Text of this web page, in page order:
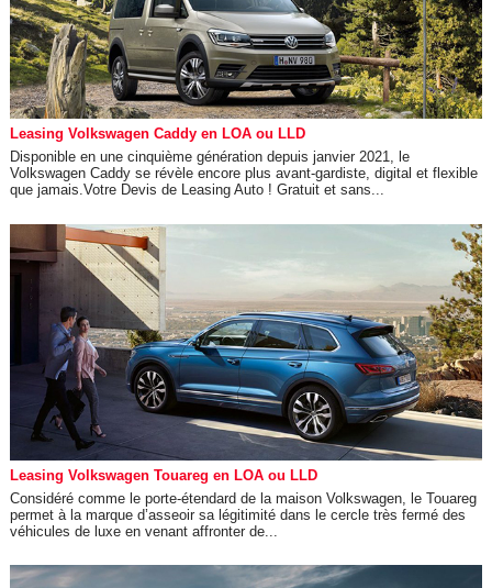
Leasing Volkswagen Caddy en LOA ou LLD
Disponible en une cinquième génération depuis janvier 2021, le
Volkswagen Caddy se révèle encore plus avant-gardiste, digital et flexible
que jamais.Votre Devis de Leasing Auto ! Gratuit et sans...
Leasing Volkswagen Touareg en LOA ou LLD
Considéré comme le porte-étendard de la maison Volkswagen, le Touareg
permet à la marque d’asseoir sa légitimité dans le cercle très fermé des
véhicules de luxe en venant affronter de...